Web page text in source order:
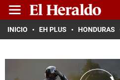
INICIO EH PLUS HONDURAS